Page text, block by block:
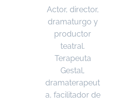
Actor, director,
dramaturgo y
productor
teatral.
Terapeuta
Gestal,
dramaterapeut
a, facilitador de